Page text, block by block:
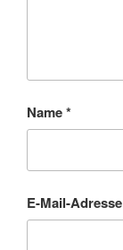
Name*
E-Mail-Adresse